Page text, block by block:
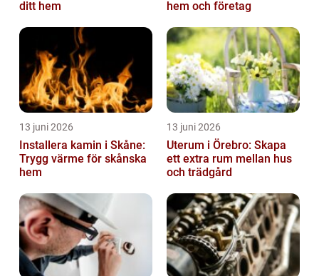
ditt hem
hem och företag
13 juni 2026
Installera kamin i Skåne:
Trygg värme för skånska
hem
13 juni 2026
Uterum i Örebro: Skapa
ett extra rum mellan hus
och trädgård